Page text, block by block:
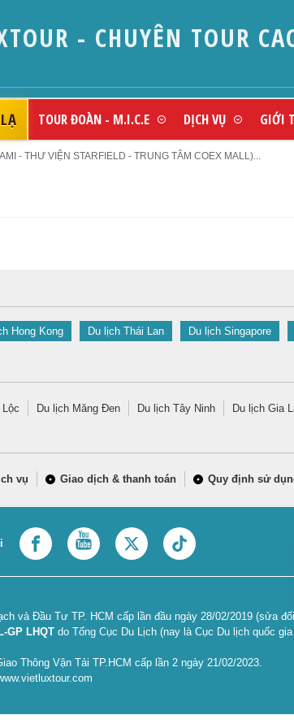
- CHUYÊN TOUR
TOUR ĐOÀN - M.I.C.E DỊCH VỤ GIỚI
- THƯ VIỆN STARFIELD - TRUNG TÂM COEX MALL)...
Hong Kong Du lịch Thái Lan Du lịch Singapore
Lộc Du lịch Măng Đen Du lịch Tây Ninh Du lịch Gia
vụ Giao dịch & thanh toán Quy định sử
và Đầu Tư TP. HCM cấp lần đầu ngày 28/02/2019 (sửa
GP LHQT do Tổng Cục Du Lịch (nay là Cục Du lịch quốc
Thông Vận Tải TP.HCM cấp lần 2 ngày 21/02/2023.